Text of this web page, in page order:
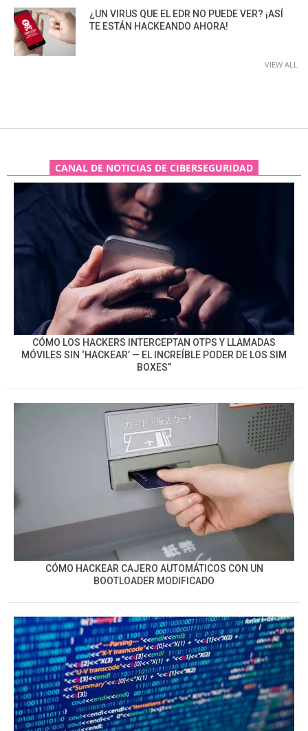
¿UN VIRUS QUE EL EDR NO PUEDE VER? ¡ASÍ
TE ESTÁN HACKEANDO AHORA!
VIEW ALL
CANAL DE NOTICIAS DE CIBERSEGURIDAD
CÓMO LOS HACKERS INTERCEPTAN OTPS Y LLAMADAS
MÓVILES SIN ‘HACKEAR’ — EL INCREÍBLE PODER DE LOS SIM
BOXES”
CÓMO HACKEAR CAJERO AUTOMÁTICOS CON UN
BOOTLOADER MODIFICADO